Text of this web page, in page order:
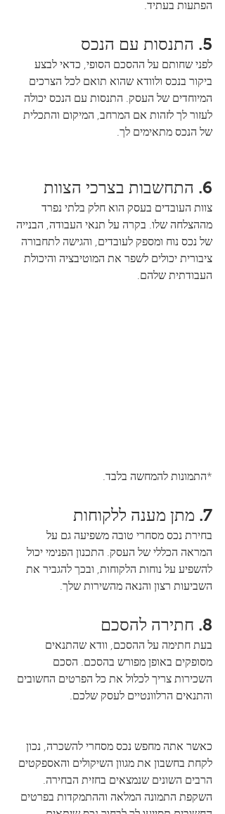
הפתעות בעתיד.
5. התנסות עם הנכס
לפני שחותם על ההסכם הסופי, כדאי לבצע
ביקור בנכס ולוודא שהוא תואם לכל הצרכים
המיוחדים של העסק. התנסות עם הנכס יכולה
לעזור לך לזהות אם המרחב, המיקום והתכלית
של הנכס מתאימים לך.
6. התחשבות בצרכי הצוות
צוות העובדים בעסק הוא חלק בלתי נפרד
מההצלחה שלו. בקרה על תנאי העבודה, הבנייה
של נכס נוח ומספק לעובדים, והגישה לתחבורה
ציבורית יכולים לשפר את המוטיבציה והיכולת
העבודתית שלהם.
*התמונות להמחשה בלבד.
7. מתן מענה ללקוחות
בחירת נכס מסחרי טובה משפיעה גם על
המראה הכללי של העסק. התכנון הפנימי יכול
להשפיע על נוחות הלקוחות, ובכך להגביר את
השביעות רצון והנאה מהשירות שלך.
8. חתירה להסכם
בעת חתימה על ההסכם, וודא שהתנאים
מסופקים באופן מפורש בהסכם. הסכם
השכירות צריך לכלול את כל הפרטים החשובים
והתנאים הרלוונטיים לעסק שלכם.
כאשר אתה מחפש נכס מסחרי להשכרה, נכון
לקחת בחשבון את מגוון השיקולים והאספקטים
הרבים השונים שנמצאים בחזית הבחירה.
השקפת התמונה המלאה וההתמקדות בפרטים